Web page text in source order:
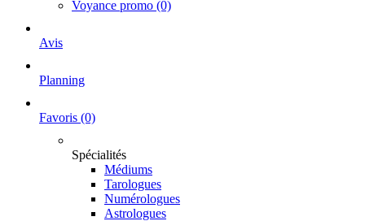
Voyance promo (0)
Avis
Planning
Favoris (0)
Spécialités
Médiums
Tarologues
Numérologues
Astrologues